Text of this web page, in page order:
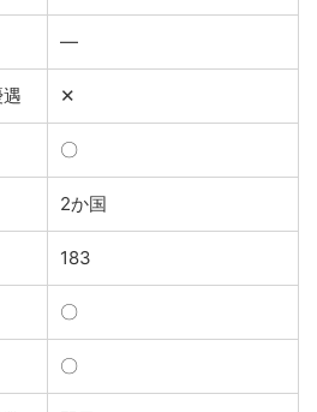
―
✕
〇
2か国
183
〇
〇